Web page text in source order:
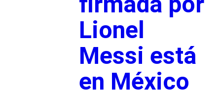
Lionel
Messi está
en México